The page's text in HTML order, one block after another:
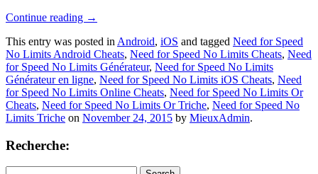
Continue reading →
This entry was posted in Android, iOS and tagged Need for Speed
No Limits Android Cheats, Need for Speed No Limits Cheats, Need
for Speed No Limits Générateur, Need for Speed No Limits
Générateur en ligne, Need for Speed No Limits iOS Cheats, Need
for Speed No Limits Online Cheats, Need for Speed No Limits Or
Cheats, Need for Speed No Limits Or Triche, Need for Speed No
Limits Triche on November 24, 2015 by MieuxAdmin.
Recherche: